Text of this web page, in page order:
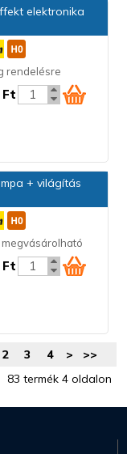
elektronika
rendelésre
Ft
+ világítás
Ft
2 3 4 >
>>
83 termék 4 oldalon